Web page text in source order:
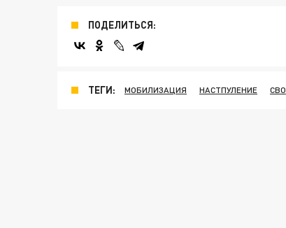
ПОДЕЛИТЬСЯ:
ТЕГИ: МОБИЛИЗАЦИЯ НАСТПУЛЕНИЕ СВО